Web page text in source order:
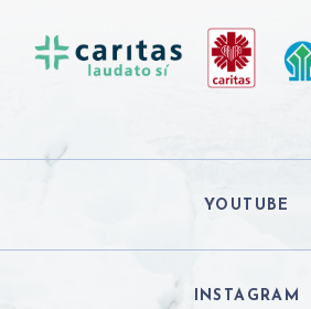
YOUTUBE
INSTAGRAM